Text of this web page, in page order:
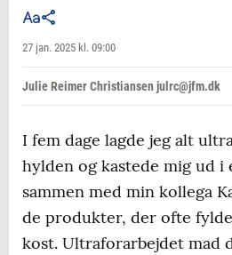
27 jan. 2025 kl. 09:00
Julie Reimer Christiansen julrc@jfm.dk
I fem dage lagde jeg alt
hylden og kastede mig ud i
sammen med min kollega
de produkter, der ofte
kost. Ultraforarbejdet mad